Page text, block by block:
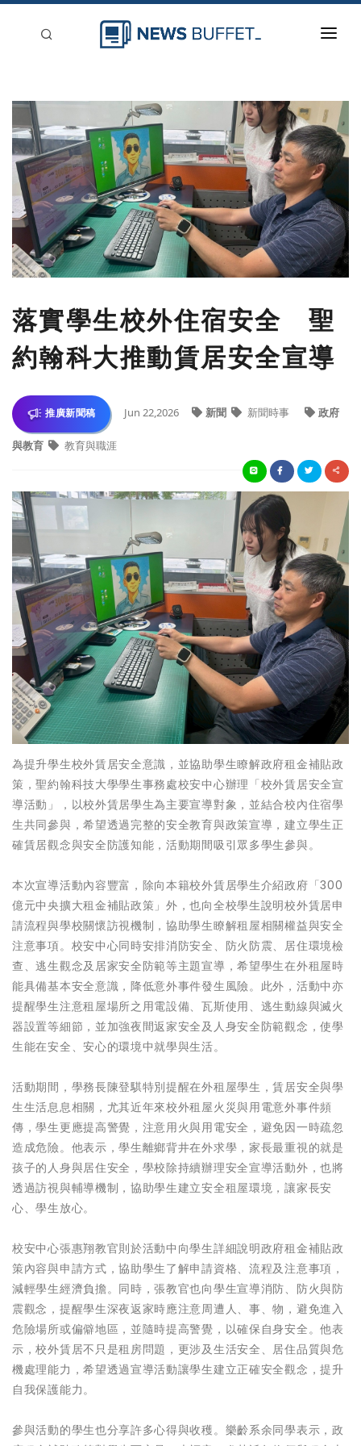
新聞稿分類
登入
刊登
落實學生校外住宿安全 聖
約翰科大推動賃居安全宣導
推廣新聞稿 Jun 22,2026 新聞 新聞時事 政府
與教育 教育與職涯
為提升學生校外賃居安全意識，並協助學生瞭解政府租金補貼政
策，聖約翰科技大學學生事務處校安中心辦理「校外賃居安全宣
導活動」，以校外賃居學生為主要宣導對象，並結合校內住宿學
生共同參與，希望透過完整的安全教育與政策宣導，建立學生正
確賃居觀念與安全防護知能，活動期間吸引眾多學生參與。
本次宣導活動內容豐富，除向本籍校外賃居學生介紹政府「300
億元中央擴大租金補貼政策」外，也向全校學生說明校外賃居申
請流程與學校關懷訪視機制，協助學生瞭解租屋相關權益與安全
注意事項。校安中心同時安排消防安全、防火防震、居住環境檢
查、逃生觀念及居家安全防範等主題宣導，希望學生在外租屋時
能具備基本安全意識，降低意外事件發生風險。此外，活動中亦
提醒學生注意租屋場所之用電設備、瓦斯使用、逃生動線與滅火
器設置等細節，並加強夜間返家安全及人身安全防範觀念，使學
生能在安全、安心的環境中就學與生活。
活動期間，學務長陳登騏特別提醒在外租屋學生，賃居安全與學
生生活息息相關，尤其近年來校外租屋火災與用電意外事件頻
傳，學生更應提高警覺，注意用火與用電安全，避免因一時疏忽
造成危險。他表示，學生離鄉背井在外求學，家長最重視的就是
孩子的人身與居住安全，學校除持續辦理安全宣導活動外，也將
透過訪視與輔導機制，協助學生建立安全租屋環境，讓家長安
心、學生放心。
校安中心張惠翔教官則於活動中向學生詳細說明政府租金補貼政
策內容與申請方式，協助學生了解申請資格、流程及注意事項，
減輕學生經濟負擔。同時，張教官也向學生宣導消防、防火與防
震觀念，提醒學生深夜返家時應注意周遭人、事、物，避免進入
危險場所或偏僻地區，並隨時提高警覺，以確保自身安全。他表
示，校外賃居不只是租房問題，更涉及生活安全、居住品質與危
機處理能力，希望透過宣導活動讓學生建立正確安全觀念，提升
自我保護能力。
參與活動的學生也分享許多心得與收穫。樂齡系余同學表示，政